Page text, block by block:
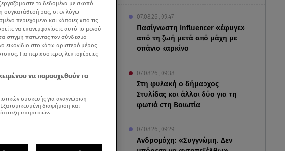
07.08.26 , 09:47
Πασίγνωστη influencer «έφυγε»
από τη ζωή μετά από μάχη με
σπάνιο καρκίνο
07.08.26 , 09:38
Στη φυλακή ο δήμαρχος
Στυλίδας και άλλοι δύο για τη
φωτιά στη Βοιωτία
07.08.26 , 09:29
Ανδρομάχη: «Συγγνώμη. Δεν
αναζήτησης
τα δεδομένα με σκοπό
συγκατάθεσή σας, οι εν λόγω
περιεχόμενο και κάποιες από τις
να επανεμφανίσετε αυτό το μενού
στιγμή πατώντας τον σύνδεσμο
εικονίδιο στο κάτω αριστερό μέρος
Για περισσότερες λεπτομέρειες
να παρασχεθούν τα
συσκευής για αναγνώριση
διαφήμιση και
υπηρεσιών.